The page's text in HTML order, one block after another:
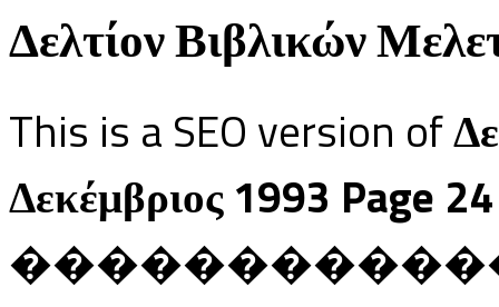
Δελτίον Βιβλικών
This is a SEO version of
Δεκέμβριος 1993 Page 24
������������